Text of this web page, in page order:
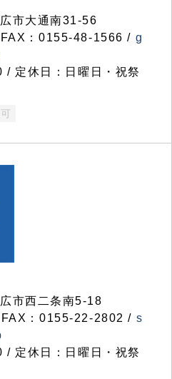
市大通南31-56
：0155-48-1566 / g
定休日：日曜日・祝祭
市西二条南5-18
：0155-22-2802 / s
定休日：日曜日・祝祭